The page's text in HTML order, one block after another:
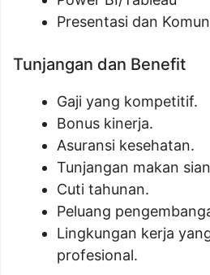
Presentasi dan
Tunjangan dan Benefit
Gaji yang kompetitif.
Bonus kinerja.
Asuransi kesehatan.
Tunjangan makan
Cuti tahunan.
Peluang
Lingkungan kerja
profesional.